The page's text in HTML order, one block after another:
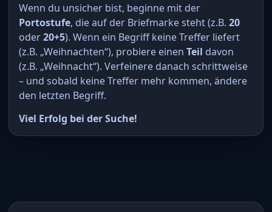
Wenn du unsicher bist, beginne mit der
Portostufe, die auf der Briefmarke steht (z.B. 20
oder20+5). Wenn ein Begriff keine Treffer liefert
(z.B. „Weihnachten“), probiere einen Teil davon
(z.B. „Weihnacht“). Verfeinere danach schrittweise
– und sobald keine Treffer mehr kommen, ändere
den letzten Begriff.
Viel Erfolg bei der Suche!